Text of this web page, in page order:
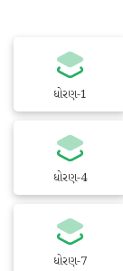
ધોરણ-1
ધોરણ-4
ધોરણ-7